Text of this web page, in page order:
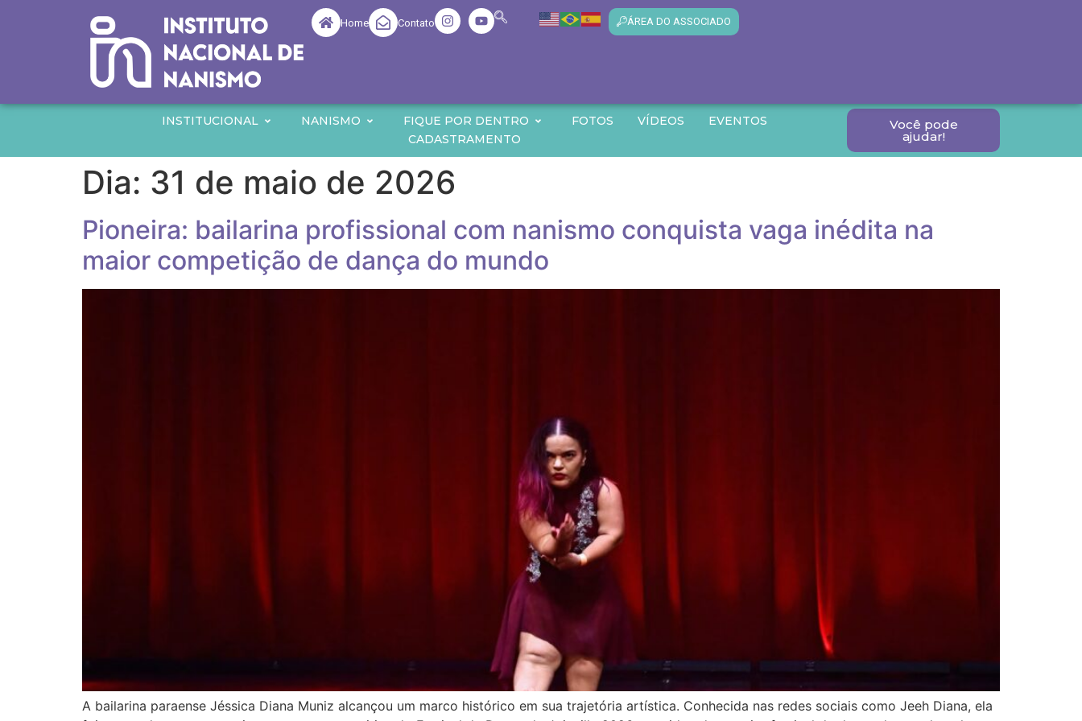
Home Contato ÁREA DO ASSOCIADO
INSTITUCIONAL NANISMO FIQUE POR DENTRO FOTOS VÍDEOS
EVENTOS
CADASTRAMENTO
Você pode
ajudar!
Dia: 31 de maio de 2026
Pioneira: bailarina profissional com nanismo conquista vaga inédita na
maior competição de dança do mundo
A bailarina paraense Jéssica Diana Muniz alcançou um marco histórico em sua trajetória artística. Conhecida nas redes sociais como Jeeh Diana, ela